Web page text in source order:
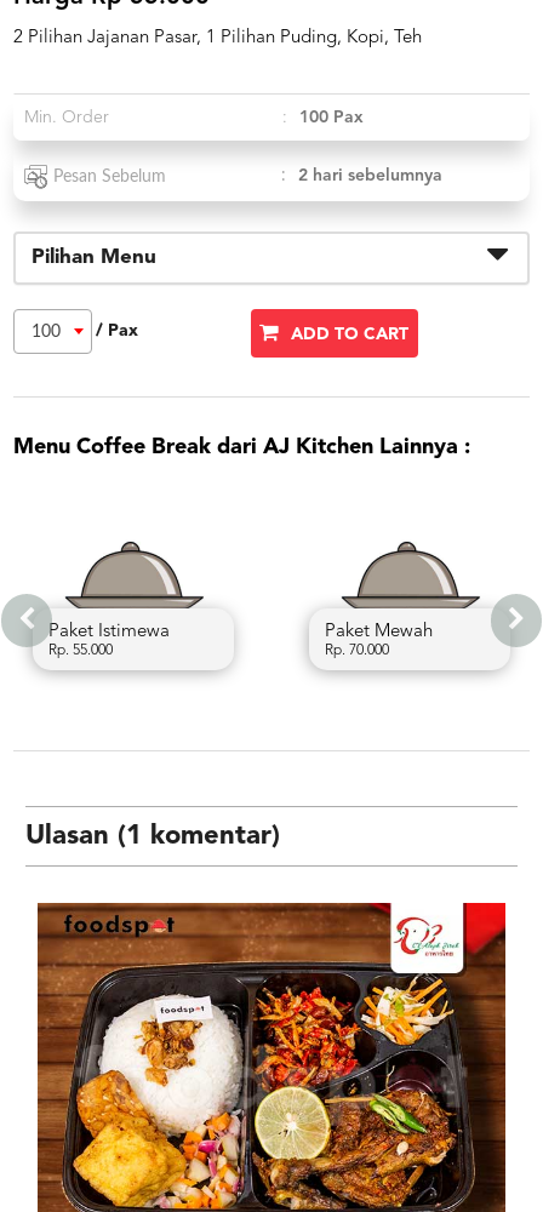
LOGIN
DAFTAR
2 Pilihan Jajanan Pasar, 1 Pilihan Puding, Kopi, Teh
Min. Order : 100 Pax
Pesan Sebelum : 2 hari sebelumnya
Pilihan Menu
100 / Pax ADD TO CART
Menu Coffee Break dari AJ Kitchen Lainnya :
Paket
Rp. 70.000
Ulasan (1 komentar)